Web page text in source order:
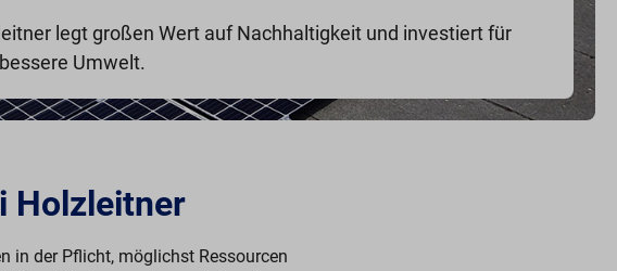
legt großen Wert auf Nachhaltigkeit und investiert für
Umwelt.
Holzleitner
in der Pflicht, möglichst Ressourcen